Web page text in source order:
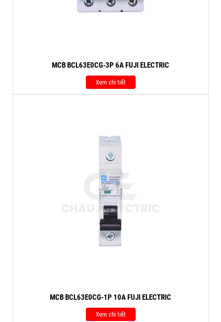
MCB BCL63E0CG-3P 6A FUJI ELECTRIC
Xem chi tiết
MCB BCL63E0CG-1P 10A FUJI ELECTRIC
Xem chi tiết